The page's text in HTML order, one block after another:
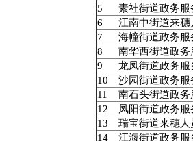
5
素社街道政务服
6
江南中街道来
7
海幢街道政务服
8
南华西街道政务
9
龙凤街道政务服
10
沙园街道政务服
11
南石头街道政务
12
凤阳街道政务
13
瑞宝街道来穗
14
江海街道政务服